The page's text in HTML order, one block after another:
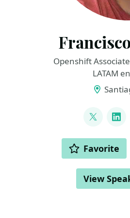
Openshift
LATAM
ACTIONS Favorite
View